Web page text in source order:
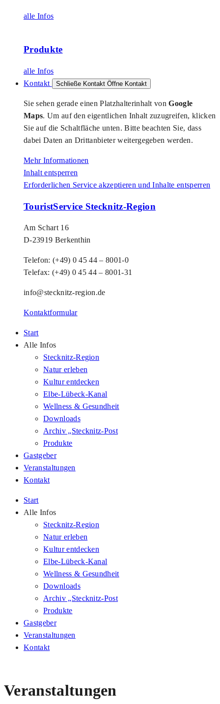
alle Infos
Produkte
alle Infos
Kontakt
Schließe Kontakt Öffne Kontakt
Sie sehen gerade einen Platzhalterinhalt vonGoogle
Maps. Um auf den eigentlichen Inhalt zuzugreifen, klicken
Sie auf die Schaltfläche unten. Bitte beachten Sie, dass
dabei Daten an Drittanbieter weitergegeben werden.
Mehr Informationen
Inhalt entsperren
Erforderlichen Service akzeptieren und Inhalte entsperren
TouristService Stecknitz-Region
Am Schart 16
D-23919 Berkenthin
Telefon: (+49) 0 45 44 – 8001-0
Telefax: (+49) 0 45 44 – 8001-31
info@stecknitz-region.de
Kontaktformular
Start
Alle Infos
Stecknitz-Region
Natur erleben
Kultur entdecken
Elbe-Lübeck-Kanal
Wellness & Gesundheit
Downloads
Archiv „Stecknitz-Post
Produkte
Gastgeber
Veranstaltungen
Kontakt
Start
Alle Infos
Stecknitz-Region
Natur erleben
Kultur entdecken
Elbe-Lübeck-Kanal
Wellness & Gesundheit
Downloads
Archiv „Stecknitz-Post
Produkte
Gastgeber
Veranstaltungen
Kontakt
Veranstaltungen